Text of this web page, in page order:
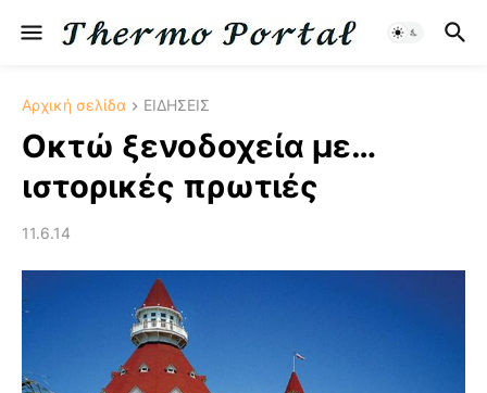
Αρχική σελίδα ΕΙΔΗΣΕΙΣ
Οκτώ ξενοδοχεία με…
ιστορικές πρωτιές
11.6.14